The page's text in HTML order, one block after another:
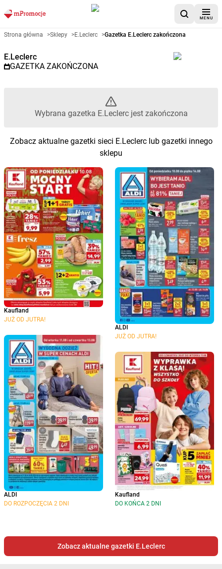
MENU
Gazetka promocyjna E.Leclerc
Strona główna >Sklepy >E.Leclerc >Gazetka E.Leclerc zakończona
E.Leclerc
GAZETKA ZAKOŃCZONA
Wybrana gazetka E.Leclerc jest zakończona
Zobacz aktualne gazetki sieci E.Leclerc lub gazetki innego
sklepu
Kaufland
JUŻ OD JUTRA!
ALDI
DO ROZPOCZĘCIA 2 DNI
ALDI
JUŻ OD JUTRA!
Kaufland
DO KOŃCA 2 DNI
Zobacz aktualne gazetki E.Leclerc